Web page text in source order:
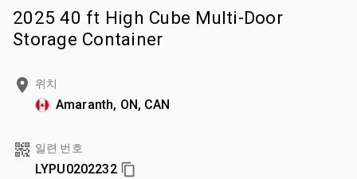
2025 40 ft High Cube Multi-Door
Storage Container
위치
Amaranth, ON, CAN
일련 번호
LYPU0202232